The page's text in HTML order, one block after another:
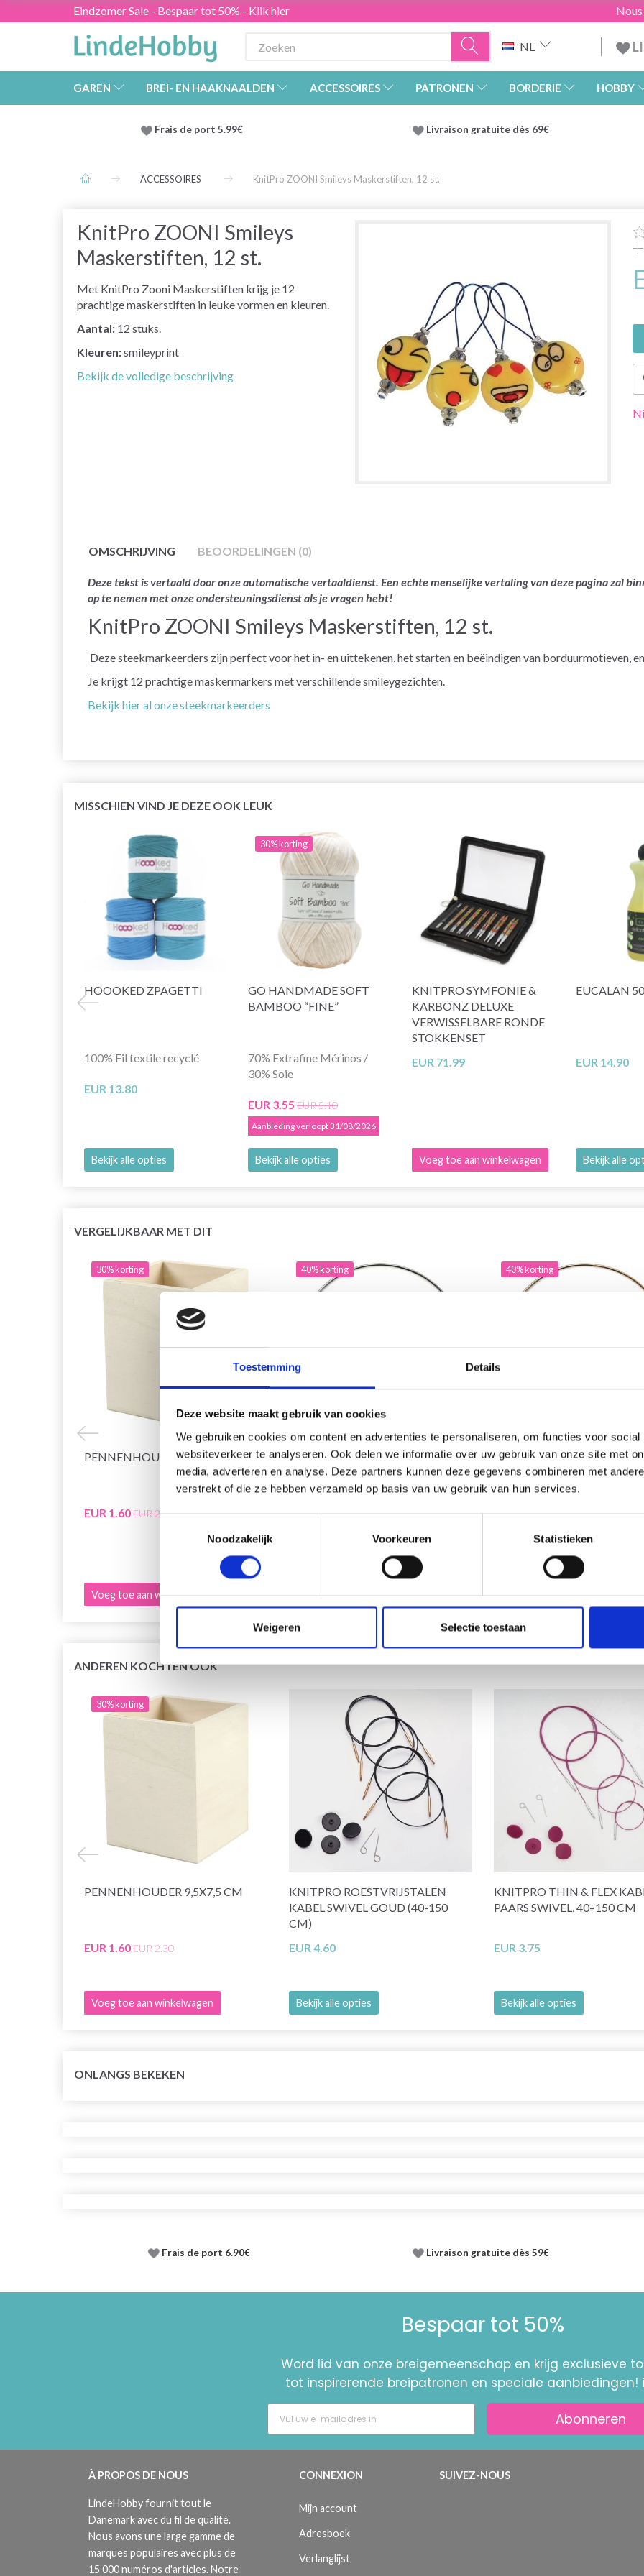
Toestemming Details
Deze website maakt gebruik van cookies
We gebruiken cookies om content en advertenties te personaliseren, om functies voor
websiteverkeer te analyseren. Ook delen we informatie over uw gebruik van onze site met
media, adverteren en analyse. Deze partners kunnen deze gegevens combineren met
verstrekt of die ze hebben verzameld op basis van uw gebruik van hun services.
Noodzakelijk
Voorkeuren Statistieken
Weigeren Selectie toestaan
Eindzomer Sale - Bespaar tot 50% - Klik hier
NL
GAREN BREI- EN HAAKNAALDEN ACCESSOIRES PATRONEN BORDERIE HOBBY
Frais de port 5.99€ Livraison gratuite dès 69€
ACCESSOIRES KnitPro ZOONI Smileys Maskerstiften, 12 st.
KnitPro ZOONI Smileys
Maskerstiften, 12 st.
Met KnitPro Zooni Maskerstiften krijg je 12
prachtige maskerstiften in leuke vormen en kleuren.
Aantal: 12 stuks.
Kleuren:smileyprint
Bekijk de volledige beschrijving
OMSCHRIJVING BEOORDELINGEN (0)
Deze tekst is vertaald door onze automatische vertaaldienst. Een echte menselijke vertaling van deze pagina zal
op te nemen met onze ondersteuningsdienst als je vragen hebt!
KnitPro ZOONI Smileys Maskerstiften, 12 st.
Deze steekmarkeerders zijn perfect voor het in- en uittekenen, het starten en beëindigen van borduurmotieven,
Je krijgt 12 prachtige maskermarkers met verschillende smileygezichten.
Bekijk hier al onze steekmarkeerders
MISSCHIEN VIND JE DEZE OOK LEUK
HOOOKED ZPAGETTI
100% Fil textile recyclé
EUR 13.80
Bekijk alle opties
30% korting
GO HANDMADE SOFT
BAMBOO “FINE”
70% Extrafine Mérinos /
30% Soie
EUR 3.55 EUR 5.10
Aanbieding verloopt 31/08/2026
Bekijk alle opties
KNITPRO SYMFONIE &
KARBONZ DELUXE
VERWISSELBARE RONDE
STOKKENSET
EUR 71.99
Voeg toe aan winkelwagen
EUCALAN
EUR 14.90
Bekijk alle
VERGELIJKBAAR MET DIT
30% korting
PENNENHOUDER 9,5X7,5 CM
EUR 1.60EUR 2.30
Voeg toe aan winkelwagen
40% korting
HOBBYARTS METALEN RING,
ZILVER, 7–30 CM, 1 STUK
EUR 0.95EUR 1.60
Aanbieding verloopt 31/08/2026
Bekijk alle opties
40% korting
HOBBYARTS METALEN
GOUD, 7–30 CM, 1 STUK
EUR 0.95EUR 1.60
Aanbieding verloopt 31/08/2026
Bekijk alle opties
ANDEREN KOCHTEN OOK
30% korting
PENNENHOUDER 9,5X7,5 CM
EUR 1.60EUR 2.30
Voeg toe aan winkelwagen
KNITPRO ROESTVRIJSTALEN
KABEL SWIVEL GOUD (40-150
CM)
EUR 4.60
Bekijk alle opties
KNITPRO THIN & FLEX
PAARS SWIVEL, 40–150 CM
EUR 3.75
Bekijk alle opties
ONLANGS BEKEKEN
Frais de port 6.90€ Livraison gratuite dès 59€
Bespaar tot 50%
Word lid van onze breigemeenschap en krijg exclusieve
tot inspirerende breipatronen en speciale aanbiedingen!
Abonneren
À PROPOS DE NOUS
LindeHobby fournit tout le
Danemark avec du fil de qualité.
Nous avons une large gamme de
marques populaires avec plus de
15 000 numéros d'articles. Notre
CONNEXION
Mijn account
Adresboek
Verlanglijst
SUIVEZ-NOUS